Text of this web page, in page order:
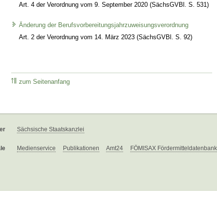
Art. 4 der Verordnung vom 9. September 2020 (SächsGVBl. S. 531)
Änderung der Berufsvorbereitungsjahrzuweisungsverordnung
Art. 2 der Verordnung vom 14. März 2023 (SächsGVBl. S. 92)
zum Seitenanfang
Sächsische Staatskanzlei
Medienservice Publikationen Amt24 FÖMISAX Fördermitteldatenbank